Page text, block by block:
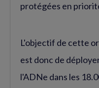
protégées en
L'objectif de cette
est donc de
l'ADNe dans les